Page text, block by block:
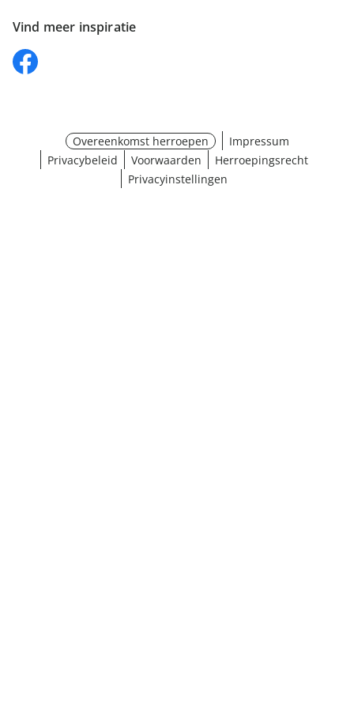
Vind meer inspiratie
Overeenkomst herroepen
Impressum
Privacybeleid
Voorwaarden
Herroepingsrecht
Privacyinstellingen